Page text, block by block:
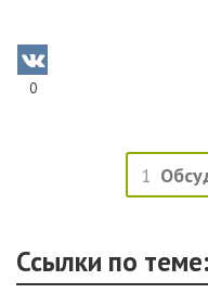
0
1
Ссылки по теме: